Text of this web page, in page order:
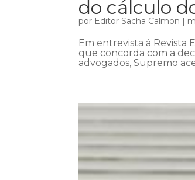
do cálculo
por Editor Sacha Calmon |
Em entrevista à Revista
que concorda com a
advogados, Supremo